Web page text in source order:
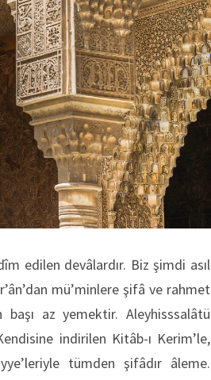
edilen devâlardır. Biz şimdi asıl
mü’minlere şifâ ve rahmet
az yemektir. Aleyhisssalâtü
indirilen Kitâb-ı Kerim’le,
tümden şifâdır âleme.